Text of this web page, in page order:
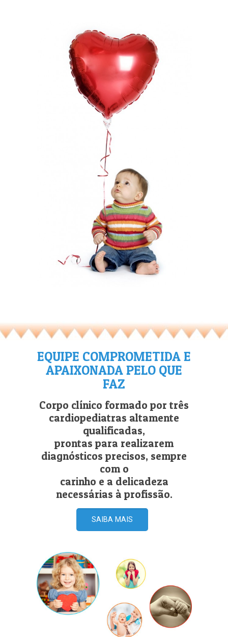
EQUIPE COMPROMETIDA E
APAIXONADA PELO QUE
FAZ
Corpo clínico formado por três
cardiopediatras altamente
qualificadas,
prontas para realizarem
diagnósticos precisos, sempre
com o
carinho e a delicadeza
necessárias à profissão.
SAIBA MAIS